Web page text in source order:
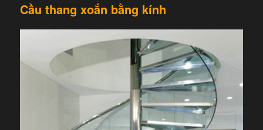
Cầu thang xoắn bằng kính